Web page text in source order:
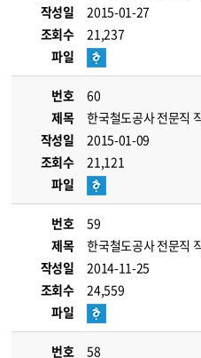
작성일
2015-01-27
조회수
21,237
파일
번호
60
제목
한국철도공사 전문직
작성일
2015-01-09
조회수
21,121
파일
번호
59
제목
한국철도공사 전문직
작성일
2014-11-25
조회수
24,559
파일
번호
58